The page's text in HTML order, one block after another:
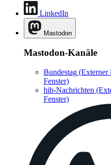
LinkedIn
Mastodon
Mastodon-Kanäle
Bundestag (Externer
Fenster)
hib-Nachrichten
Fenster)